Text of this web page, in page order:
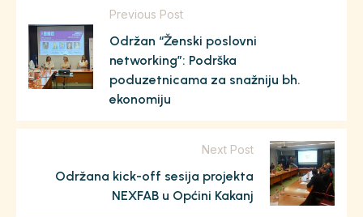
Previous Post
Održan “Ženski poslovni
networking”: Podrška
poduzetnicama za snažniju bh.
ekonomiju
Next Post
Održana kick-off sesija projekta
NEXFAB u Općini Kakanj